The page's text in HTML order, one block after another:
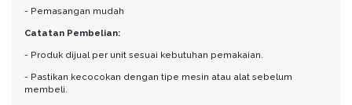
- Pemasangan mudah
Catatan Pembelian:
- Produk dijual per unit sesuai kebutuhan pemakaian.
- Pastikan kecocokan dengan tipe mesin atau alat sebelum
membeli.